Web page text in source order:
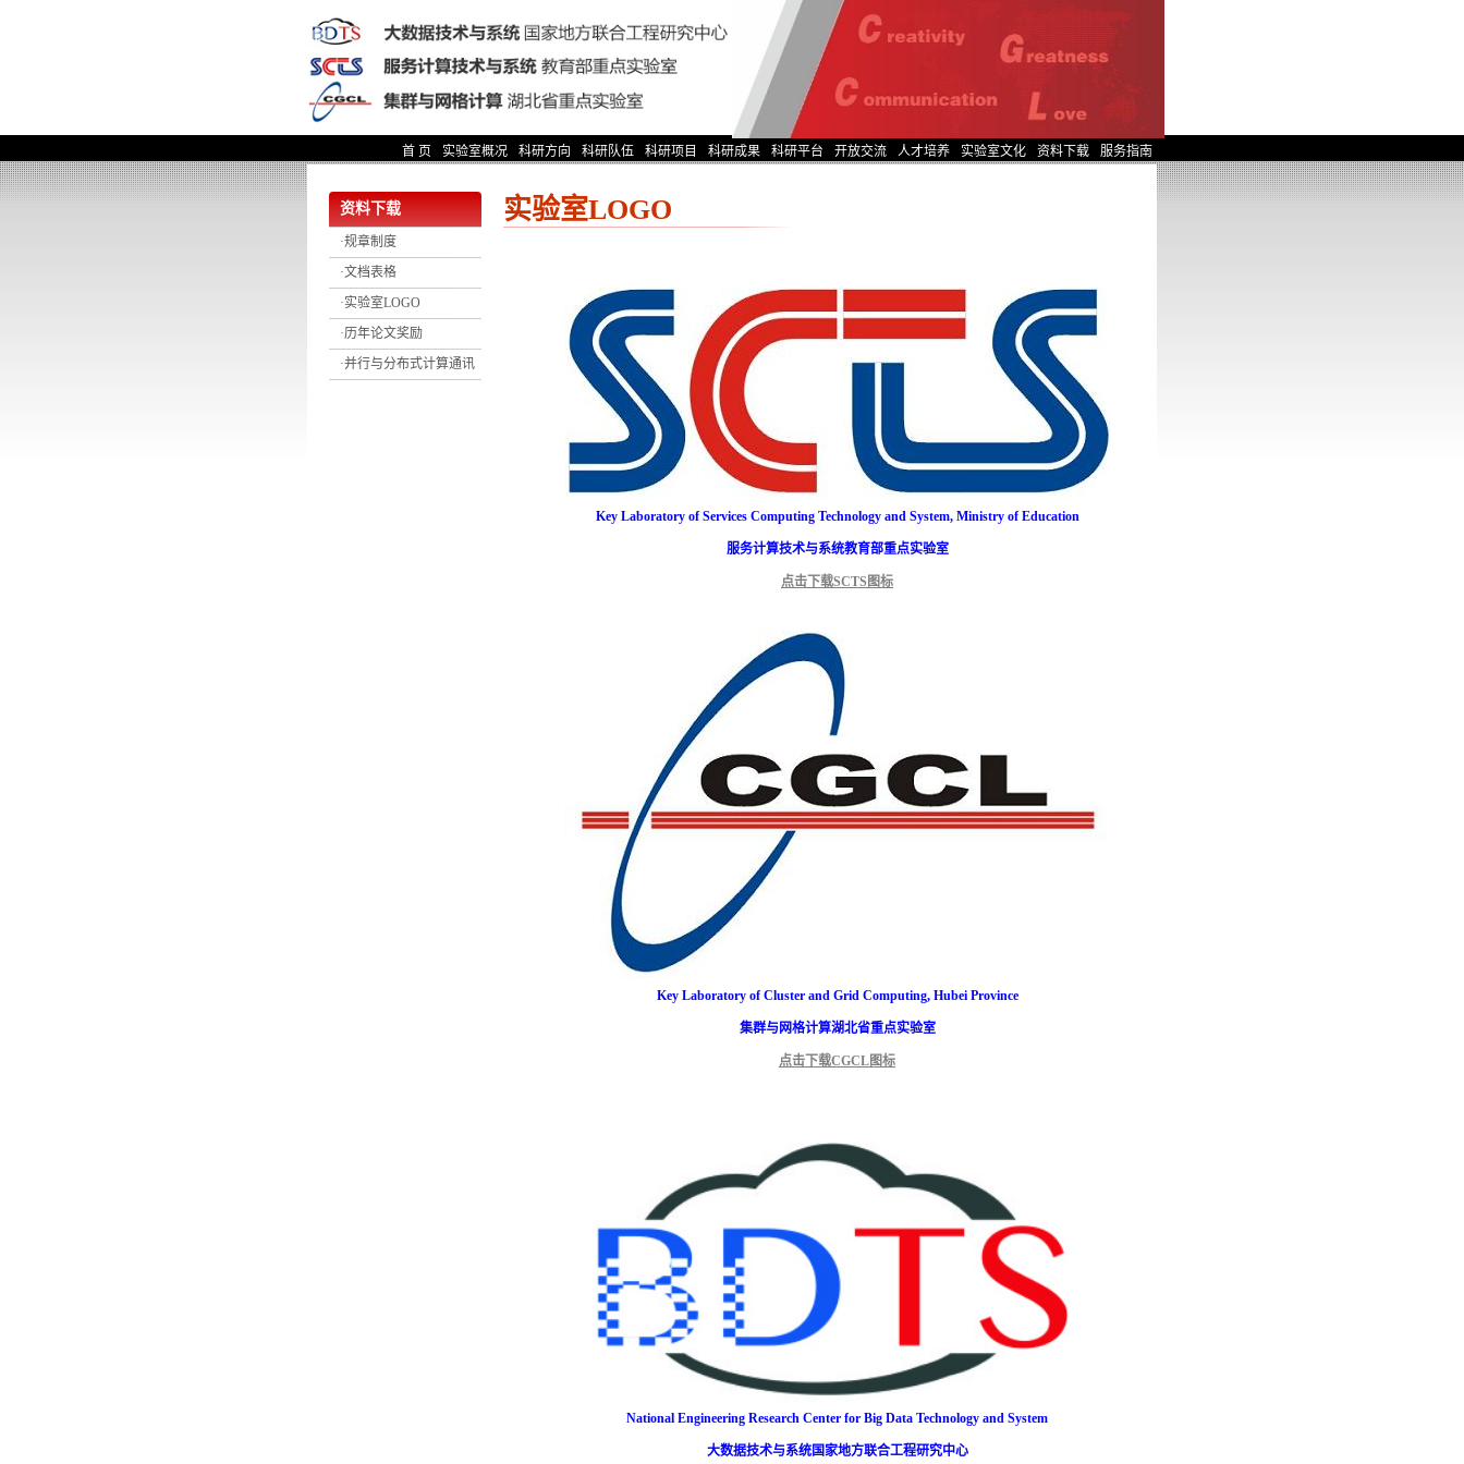
首 页 实验室概况 科研方向 科研队伍 科研项目 科研成果 科研平台 开放交流 人才培养 实验室文化 资料下载 服务指南
资料下载
·规章制度
·文档表格
·实验室LOGO
·历年论文奖励
·并行与分布式计算通讯
实验室LOGO
Key Laboratory of Services Computing Technology and System, Ministry of Education
服务计算技术与系统教育部重点实验室
点击下载SCTS图标
Key Laboratory of Cluster and Grid Computing, Hubei Province
集群与网格计算湖北省重点实验室
点击下载CGCL图标
National Engineering Research Center for Big Data Technology and System
大数据技术与系统国家地方联合工程研究中心